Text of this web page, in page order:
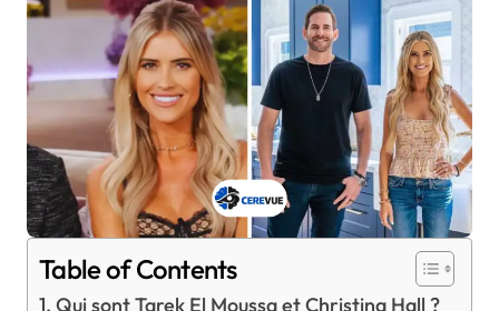
Table of Contents
Qui sont Tarek El Moussa et Christina Hall ?